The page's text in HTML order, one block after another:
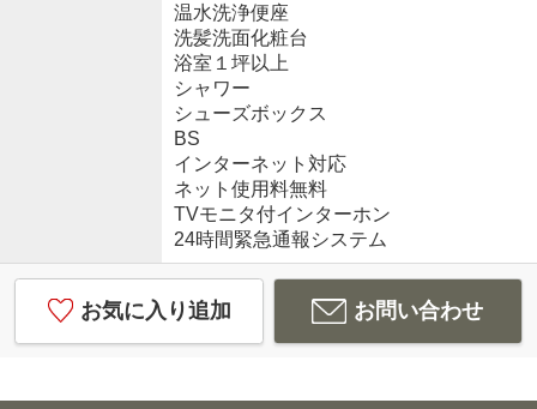
温水洗浄便座
洗髪洗面化粧台
浴室１坪以上
シャワー
シューズボックス
BS
インターネット対応
ネット使用料無料
TVモニタ付インターホン
24時間緊急通報システム
お気に入り追加 お問い合わせ